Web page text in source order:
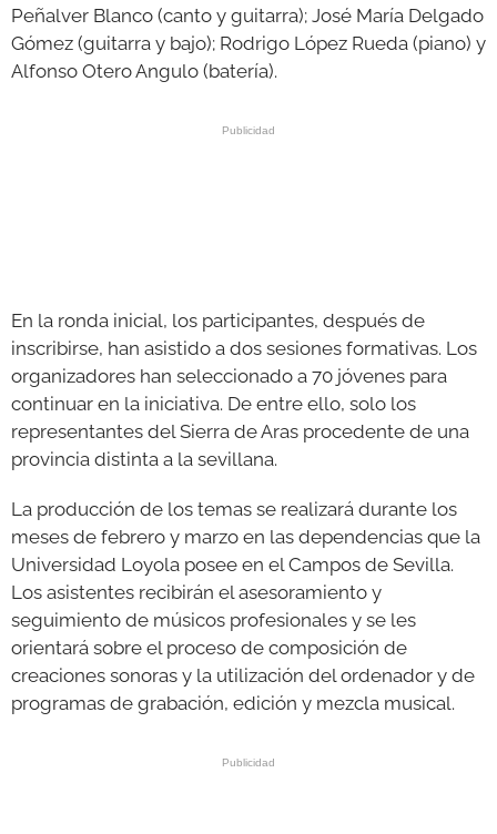
Peñalver Blanco (canto y guitarra); José María Delgado
Gómez (guitarra y bajo); Rodrigo López Rueda (piano) y
Alfonso Otero Angulo (batería).
En la ronda inicial, los participantes, después de
inscribirse, han asistido a dos sesiones formativas. Los
organizadores han seleccionado a 70 jóvenes para
continuar en la iniciativa. De entre ello, solo los
representantes del Sierra de Aras procedente de una
provincia distinta a la sevillana.
La producción de los temas se realizará durante los
meses de febrero y marzo en las dependencias que la
Universidad Loyola posee en el Campos de Sevilla.
Los asistentes recibirán el asesoramiento y
seguimiento de músicos profesionales y se les
orientará sobre el proceso de composición de
creaciones sonoras y la utilización del ordenador y de
programas de grabación, edición y mezcla musical.